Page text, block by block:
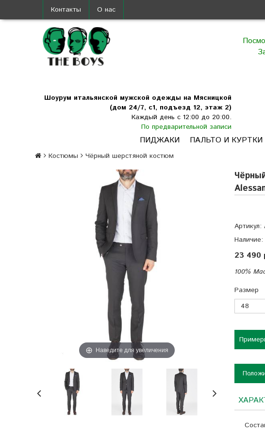
Контакты О нас
Шоурум итальянской мужской одежды на Мясницкой
(дом 24/7, с1, подъезд 12, этаж 2)
Каждый день с 12:00 до 20:00.
По предварительной записи
ПИДЖАКИ ПАЛЬТО И КУРТКИ
Костюмы Чёрный шерстяной костюм
Наведите для увеличения
Артикул:
Наличие:
23 490
100%
Размер